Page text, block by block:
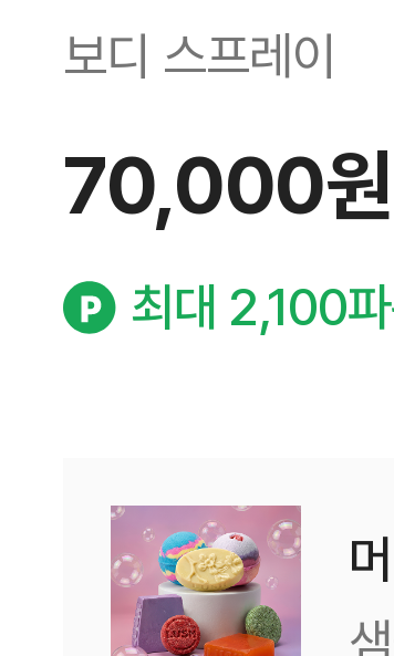
보디 스프레이
70,000원
최대 2,100